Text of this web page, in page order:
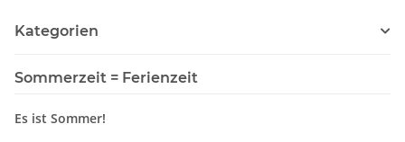
Kategorien
Sommerzeit = Ferienzeit
Es ist Sommer!